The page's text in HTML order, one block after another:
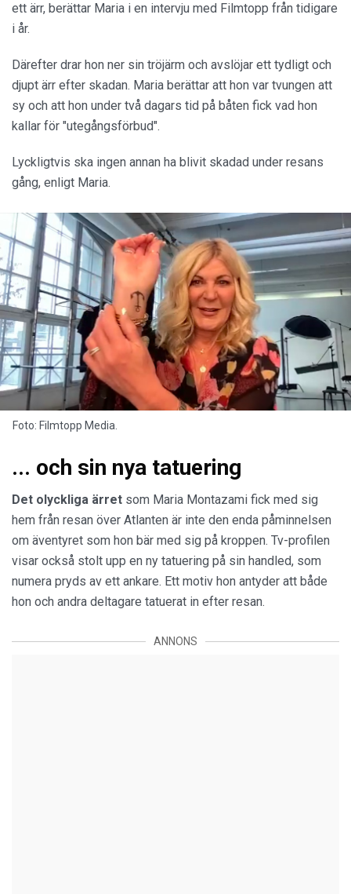
ett ärr, berättar Maria i en intervju med Filmtopp från tidigare
i år.
Därefter drar hon ner sin tröjärm och avslöjar ett tydligt och
djupt ärr efter skadan. Maria berättar att hon var tvungen att
sy och att hon under två dagars tid på båten fick vad hon
kallar för "utegångsförbud".
Lyckligtvis ska ingen annan ha blivit skadad under resans
gång, enligt Maria.
Foto: Filmtopp Media.
... och sin nya tatuering
Det olyckliga ärret som Maria Montazami fick med sig
hem från resan över Atlanten är inte den enda påminnelsen
om äventyret som hon bär med sig på kroppen. Tv-profilen
visar också stolt upp en ny tatuering på sin handled, som
numera pryds av ett ankare. Ett motiv hon antyder att både
hon och andra deltagare tatuerat in efter resan.
ANNONS